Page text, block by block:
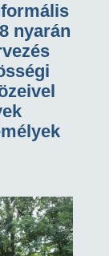
nyarán